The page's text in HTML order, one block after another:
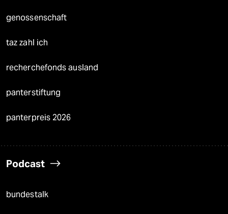
genossenschaft
taz zahl ich
recherchefonds ausland
panterstiftung
panterpreis 2026
Podcast
bundestalk